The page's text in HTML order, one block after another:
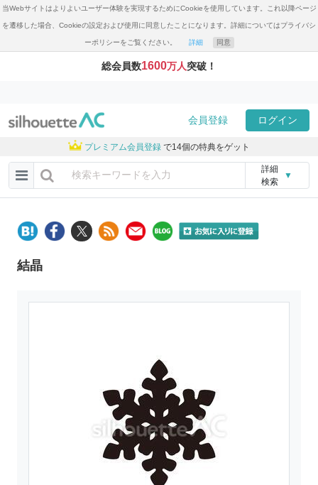
当Webサイトはよりよいユーザー体験を実現するためにCookieを使用しています。これ以降ページ
を遷移した場合、Cookieの設定および使用に同意したことになります。詳細についてはプライバシ
ーポリシーをご覧ください。 詳細 同意
総会員数1600万人突破！
会員登録 ログイン
プレミアム会員登録 で14個の特典をゲット
詳細
検索
▼
結晶